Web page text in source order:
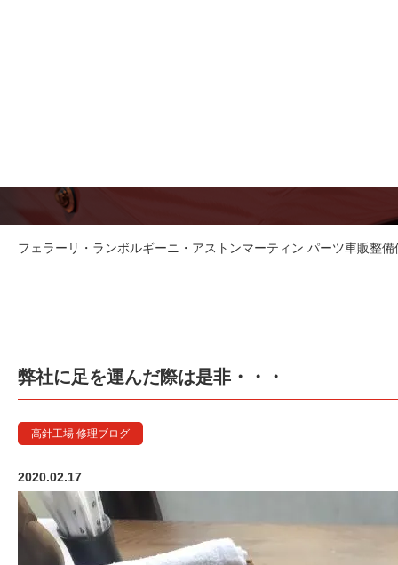
フェラーリ・ランボルギーニ・アストンマーティン パーツ車販整
弊社に足を運んだ際は是非・・・
高針工場 修理ブログ
2020.02.17